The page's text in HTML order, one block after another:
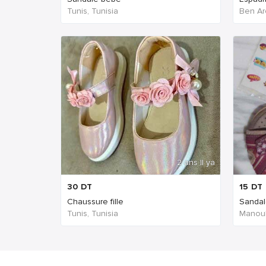
Tunis, Tunisia
Ben
2 ans Il ya
30 DT
Chaussure fille
Tunis, Tunisia
15 DT